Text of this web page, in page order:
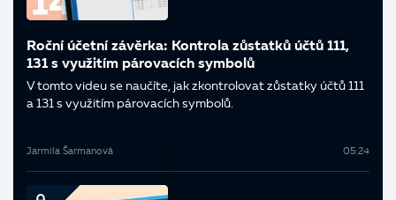
Roční účetní závěrka: Kontrola zůstatků účtů 111,
131 s využitím párovacích symbolů
V tomto videu se naučíte, jak zkontrolovat zůstatky účtů 111
a 131 s využitím párovacích symbolů.
Jarmila Šarmanová 05:24